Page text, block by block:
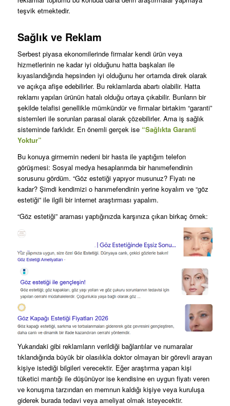
teşvik etmektedir.
Sağlık ve Reklam
Serbest piyasa ekonomilerinde firmalar kendi ürün veya
hizmetlerinin ne kadar iyi olduğunu hatta başkaları ile
kıyaslandığında hepsinden iyi olduğunu her ortamda direk olarak
ve açıkça afişe edebilirler. Bu reklamlarda abartı olabilir. Hatta
reklamı yapılan ürünün hatalı olduğu ortaya çıkabilir. Bunların bir
şekilde telafisi genellikle mümkündür ve firmalar birtakim “garanti”
sistemleri ile sorunları parasal olarak çözebilirler. Ama iş sağlık
sisteminde farklıdır. En önemli gerçek ise “Sağlıkta Garanti
Yoktur”
Bu konuya girmemin nedeni bir hasta ile yaptığım telefon
görüşmesi: Sosyal medya hesaplarımda bir hanımefendinin
sorusunu gördüm. “Göz estetiği yapıyor musunuz? Fiyatı ne
kadar? Şimdi kendimizi o hanımefendinin yerine koyalım ve “göz
estetiği” ile ilgili bir internet araştırması yapalım.
“Göz estetiği” araması yaptığınızda karşınıza çıkan birkaç örnek:
Yukarıdaki gibi reklamların verildiği bağlantılar ve numaralar
tıklandığında büyük bir olasılıkla doktor olmayan bir görevli arayan
kişiye istediği bilgileri verecektir. Eğer araştırma yapan kişi
tüketici mantığı ile düşünüyor ise kendisine en uygun fiyatı veren
ve konuşma tarzından en memnun kaldığı kişiye veya kuruluşa
giderek burada tedavi veya ameliyat olmak isteyecektir.